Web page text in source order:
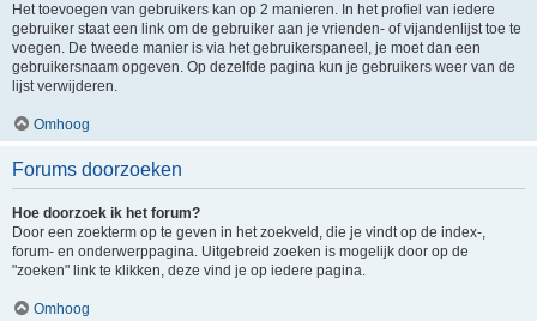
Het toevoegen van gebruikers kan op 2 manieren. In het profiel van iedere
gebruiker staat een link om de gebruiker aan je vrienden- of vijandenlijst toe te
voegen. De tweede manier is via het gebruikerspaneel, je moet dan een
gebruikersnaam opgeven. Op dezelfde pagina kun je gebruikers weer van de
lijst verwijderen.
Omhoog
Forums doorzoeken
Hoe doorzoek ik het forum?
Door een zoekterm op te geven in het zoekveld, die je vindt op de index-,
forum- en onderwerppagina. Uitgebreid zoeken is mogelijk door op de
"zoeken" link te klikken, deze vind je op iedere pagina.
Omhoog